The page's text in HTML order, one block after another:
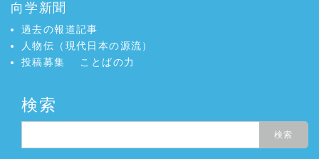
向学新聞
過去の報道記事
人物伝（現代日本の源流）
投稿募集
ことばの力
検索